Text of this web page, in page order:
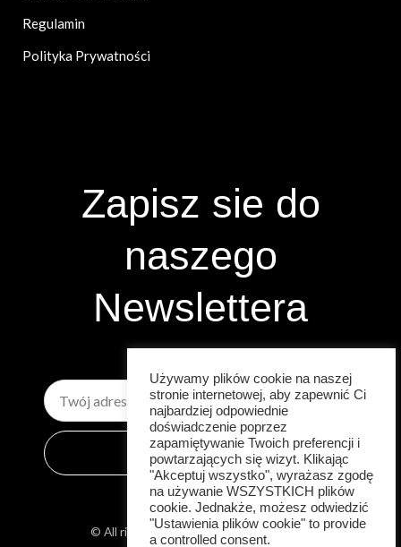
Regulamin
Polityka Prywatności
Zapisz sie do
naszego
Newslettera
Email
Zapisz się
© All rights reserved 2026| Luxury Bikini
Używamy plików cookie na naszej
stronie internetowej, aby zapewnić Ci
najbardziej odpowiednie
doświadczenie poprzez
zapamiętywanie Twoich preferencji i
powtarzających się wizyt. Klikając
"Akceptuj wszystko", wyrażasz zgodę
na używanie WSZYSTKICH plików
cookie. Jednakże, możesz odwiedzić
"Ustawienia plików cookie" to provide
a controlled consent.